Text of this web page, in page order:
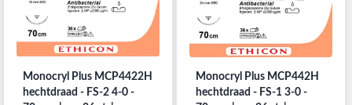
Monocryl Plus MCP4422H
hechtdraad - FS-2 4-0 -
Monocryl Plus MCP442H
hechtdraad - FS-1 3-0 -